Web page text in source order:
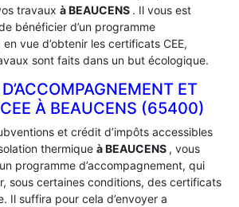
travaux à BEAUCENS . Il vous est
bénéficier d’un programme
vue d’obtenir les certificats CEE,
sont faits dans un but écologique.
ET
À ‎BEAUCENS (65400)
et crédit d’impôts accessibles
thermique à BEAUCENS , vous
programme d’accompagnement, qui
sous certaines conditions, des certificats
Il suffira pour cela d’envoyer a